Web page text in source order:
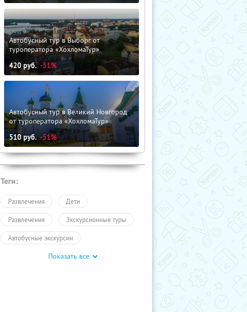
Автобусный тур в Выборг от
туроператора «ХохломаТур»
420руб. -51%
Автобусный тур в Великий Новгород
от туроператора «ХохломаТур»
510руб. -51%
Теги:
Развлечения Дети
Развлечения Экскурсионные туры
Автобусные экскурсии
Пешие экскурсии Карелия
Показать все